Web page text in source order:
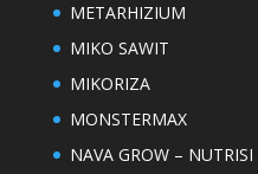
METARHIZIUM
MIKO SAWIT
MIKORIZA
MONSTERMAX
NAVA GROW –